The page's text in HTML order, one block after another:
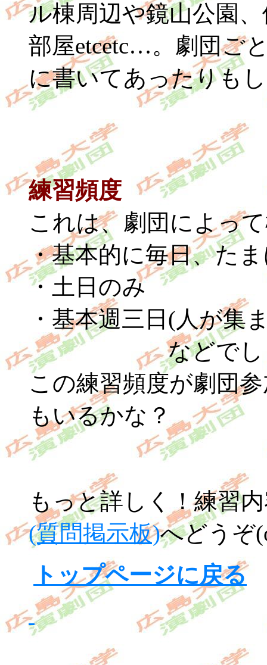
ル棟周辺や鏡山公園
部屋etcetc…。劇団ご
に書いてあったりも
練習頻度
これは、劇団によっ
・基本的に毎日、た
・土日のみ
・基本週三日(人が
などでしょう
この練習頻度が劇団
もいるかな？
もっと詳しく！練習
(質問掲示板)へどうぞ
トップページに戻る